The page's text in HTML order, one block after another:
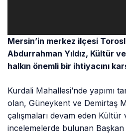
Mersin’in merkez ilçesi
Abdurrahman Yıldız, Kültür
halkın önemli bir ihtiyacını
Kurdali Mahallesi’nde yapımı
olan, Güneykent ve Demirtaş
çalışmaları devam eden Kültür
incelemelerde bulunan Başkan